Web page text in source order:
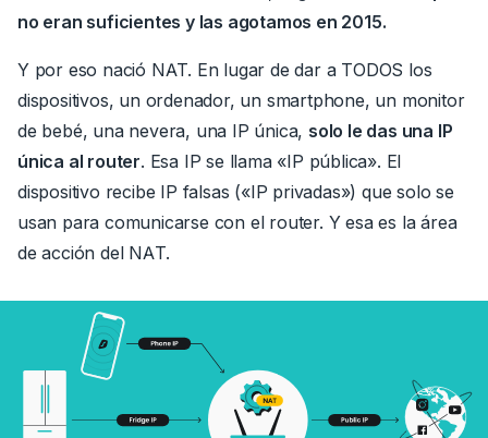
no eran suficientes y las agotamos en 2015.
Y por eso nació NAT. En lugar de dar a TODOS los
dispositivos, un ordenador, un smartphone, un monitor
de bebé, una nevera, una IP única, solo le das una IP
única al router. Esa IP se llama «IP pública». El
dispositivo recibe IP falsas («IP privadas») que solo se
usan para comunicarse con el router. Y esa es la área
de acción del NAT.